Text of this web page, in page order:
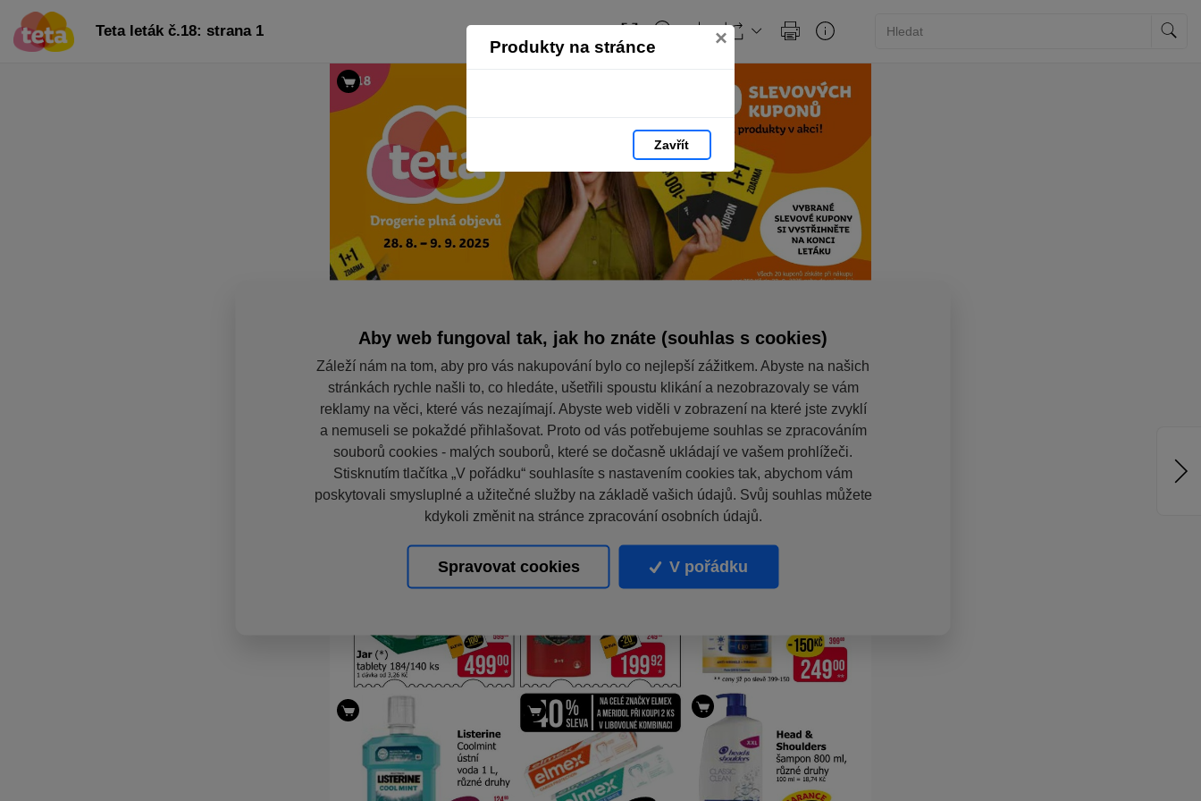
Produkty na stránce ×
Zavřít
Teta leták č.18: strana 1
Aby web fungoval tak, jak ho znáte (souhlas s cookies)
Záleží nám na tom, aby pro vás nakupování bylo co nejlepší zážitkem. Abyste na našich
stránkách rychle našli to, co hledáte, ušetřili spoustu klikání a nezobrazovaly se vám
reklamy na věci, které vás nezajímají. Abyste web viděli v zobrazení na které jste zvyklí
a nemuseli se pokaždé přihlašovat. Proto od vás potřebujeme souhlas se zpracováním
souborů cookies - malých souborů, které se dočasně ukládají ve vašem prohlížeči.
Stisknutím tlačítka „V pořádku“ souhlasíte s nastavením cookies tak, abychom vám
poskytovali smysluplné a užitečné služby na základě vašich údajů. Svůj souhlas můžete
kdykoli změnit na stránce zpracování osobních údajů.
Spravovat cookies V pořádku